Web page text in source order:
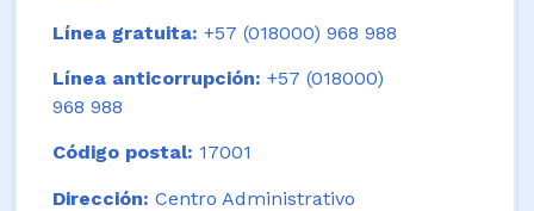
Línea gratuita: +57 (018000) 968 988
Línea anticorrupción: +57 (018000)
968 988
Código postal: 17001
Dirección: Centro Administrativo